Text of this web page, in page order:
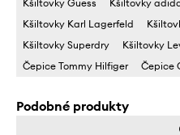
Kšiltovky Guess
Kšiltovky
Kšiltovky Karl Lagerfeld
Kšiltovky Superdry
Kšiltovky
Čepice Tommy Hilfiger
Čepice
Podobné produkty